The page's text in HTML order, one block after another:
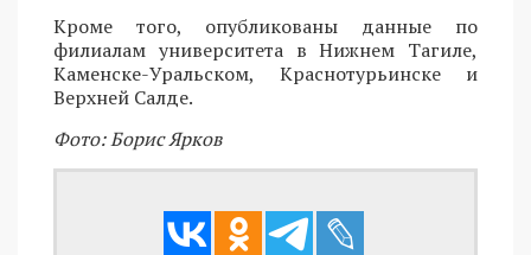
Кроме того, опубликованы данные по
филиалам университета в Нижнем Тагиле,
Каменске-Уральском, Краснотурьинске и
Верхней Салде.
Фото: Борис Ярков